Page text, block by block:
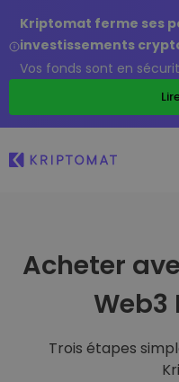
Kriptomat ferme ses
investissements
Vos fonds sont en
Acheter
Trois étapes